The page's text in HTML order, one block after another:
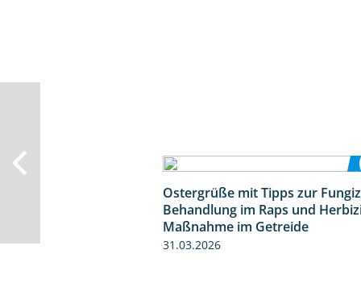
Ostergrüße mit Tipps zur
Behandlung im Raps und
Maßnahme im Getreide
31.03.2026